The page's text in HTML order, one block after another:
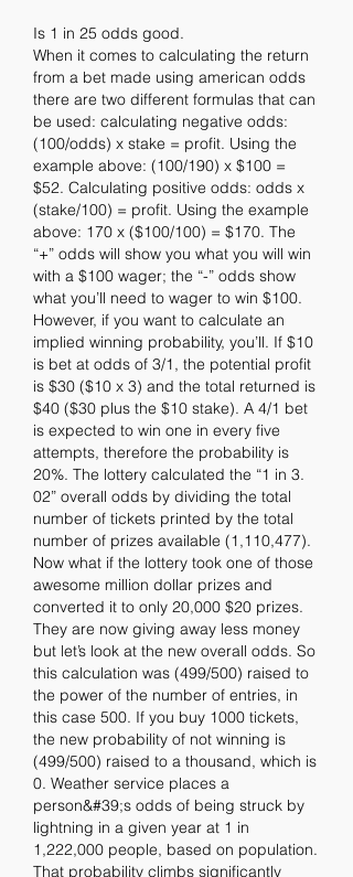
Is 1 in 25 odds good.
When it comes to calculating the return
from a bet made using american odds
there are two different formulas that can
be used: calculating negative odds:
(100/odds) x stake = profit. Using the
example above: (100/190) x $100 =
$52. Calculating positive odds: odds x
(stake/100) = profit. Using the example
above: 170 x ($100/100) = $170. The
“+” odds will show you what you will win
with a $100 wager; the “-” odds show
what you’ll need to wager to win $100.
However, if you want to calculate an
implied winning probability, you’ll. If $10
is bet at odds of 3/1, the potential profit
is $30 ($10 x 3) and the total returned is
$40 ($30 plus the $10 stake). A 4/1 bet
is expected to win one in every five
attempts, therefore the probability is
20%. The lottery calculated the “1 in 3.
02” overall odds by dividing the total
number of tickets printed by the total
number of prizes available (1,110,477).
Now what if the lottery took one of those
awesome million dollar prizes and
converted it to only 20,000 $20 prizes.
They are now giving away less money
but let’s look at the new overall odds. So
this calculation was (499/500) raised to
the power of the number of entries, in
this case 500. If you buy 1000 tickets,
the new probability of not winning is
(499/500) raised to a thousand, which is
0. Weather service places a
person&#39;s odds of being struck by
lightning in a given year at 1 in
1,222,000 people, based on population.
That probability climbs significantly